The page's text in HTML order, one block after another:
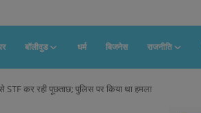
बॉलीवुड धर्म बिजनेस राजनीति
STF कर रही पूछताछ; पुलिस पर किया था हमला